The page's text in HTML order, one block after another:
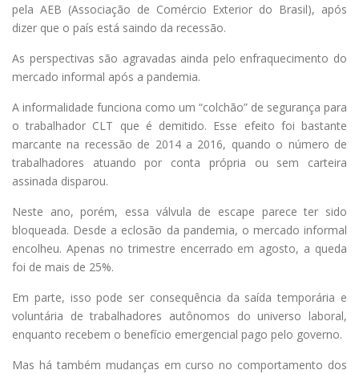
pela AEB (Associação de Comércio Exterior do Brasil), após
dizer que o país está saindo da recessão.
As perspectivas são agravadas ainda pelo enfraquecimento do
mercado informal após a pandemia.
A informalidade funciona como um “colchão” de segurança para
o trabalhador CLT que é demitido. Esse efeito foi bastante
marcante na recessão de 2014 a 2016, quando o número de
trabalhadores atuando por conta própria ou sem carteira
assinada disparou.
Neste ano, porém, essa válvula de escape parece ter sido
bloqueada. Desde a eclosão da pandemia, o mercado informal
encolheu. Apenas no trimestre encerrado em agosto, a queda
foi de mais de 25%.
Em parte, isso pode ser consequência da saída temporária e
voluntária de trabalhadores autônomos do universo laboral,
enquanto recebem o benefício emergencial pago pelo governo.
Mas há também mudanças em curso no comportamento dos